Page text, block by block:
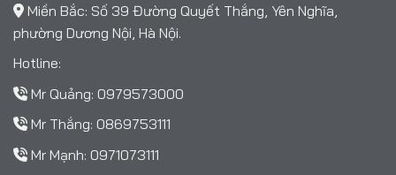
Miền Bắc: Số 39 Đường Quyết Thắng, Yên Nghĩa,
phường Dương Nội, Hà Nội.
Hotline:
Mr Quảng: 0979573000
Mr Thắng: 0869753111
Mr Mạnh: 0971073111